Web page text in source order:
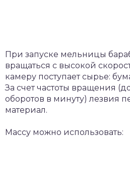
При запуске мельницы
вращаться с высокой
камеру поступает сырье:
За счет частоты вращения
оборотов в минуту) лезвия
материал.
Массу можно использовать: